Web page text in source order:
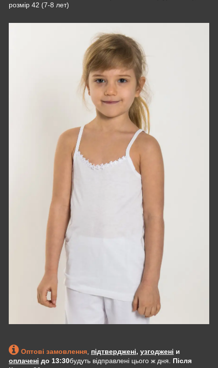
розмір 42 (7-8 лет)
Оптові замовлення підтверджені, узгоджені и
оплачені до 13:30будуть відправлені цього ж дня. Після